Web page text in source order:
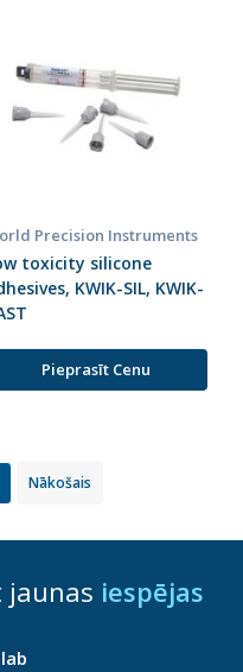
Precision Instruments
toxicity silicone
KWIK-SIL, KWIK-
Pieprasīt Cenu
Nākošais
jaunas iespējas